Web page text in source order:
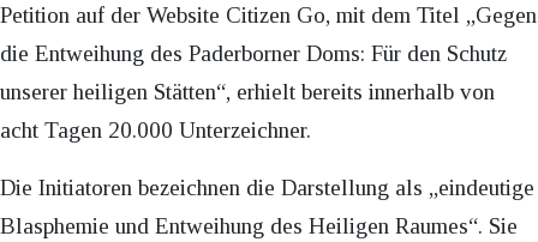
Petition auf der Website Citizen Go, mit dem Titel „Gegen
die Entweihung des Paderborner Doms: Für den Schutz
unserer heiligen Stätten“, erhielt bereits innerhalb von
acht Tagen 20.000 Unterzeichner.
Die Initiatoren bezeichnen die Darstellung als „eindeutige
Blasphemie und Entweihung des Heiligen Raumes“. Sie